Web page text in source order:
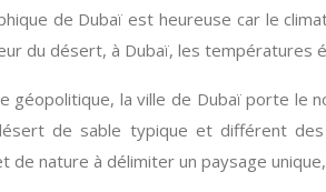
de Dubaï est heureuse car le
du désert, à Dubaï, les
géopolitique, la ville de Dubaï porte
de sable typique et différent
de nature à délimiter un paysage